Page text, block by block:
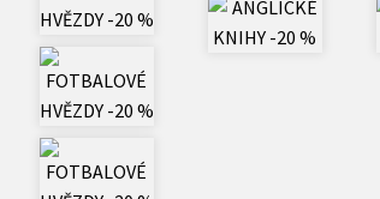
Počítače
Poezie
Populárně - naučná pro dospělé
Populárně - naučné pro děti